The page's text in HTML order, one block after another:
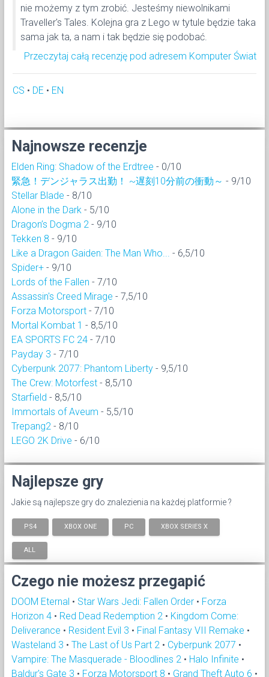
nie możemy z tym zrobić. Jesteśmy niewolnikami
Traveller's Tales. Kolejna gra z Lego w tytule będzie taka
sama jak ta, a nam i tak będzie się podobać.
Przeczytaj całą recenzję pod adresem Komputer Świat
CS • DE • EN
Najnowsze recenzje
Elden Ring: Shadow of the Erdtree - 0/10
緊急！デンジャラス出勤！ ~遅刻10分前の衝動～ - 9/10
Stellar Blade - 8/10
Alone in the Dark - 5/10
Dragon’s Dogma 2 - 9/10
Tekken 8 - 9/10
Like a Dragon Gaiden: The Man Who...
- 6,5/10
Spider+ - 9/10
Lords of the Fallen - 7/10
Assassin's Creed Mirage - 7,5/10
Forza Motorsport - 7/10
Mortal Kombat 1 - 8,5/10
EA SPORTS FC 24 - 7/10
Payday 3 - 7/10
Cyberpunk 2077: Phantom Liberty - 9,5/10
The Crew: Motorfest - 8,5/10
Starfield - 8,5/10
Immortals of Aveum - 5,5/10
Trepang2 - 8/10
LEGO 2K Drive - 6/10
Najlepsze gry
Jakie są najlepsze gry do znalezienia na każdej platformie ?
PS4 XBOX ONE PC XBOX SERIES X
ALL
Czego nie możesz przegapić
DOOM Eternal • Star Wars Jedi: Fallen Order • Forza
Horizon 4 • Red Dead Redemption 2 • Kingdom Come:
Deliverance • Resident Evil 3 • Final Fantasy VII Remake •
Wasteland 3 • The Last of Us Part 2 • Cyberpunk 2077 •
Vampire: The Masquerade - Bloodlines 2 • Halo Infinite •
Baldur's Gate 3 • Forza Motorsport 8 • Grand Theft Auto 6 •